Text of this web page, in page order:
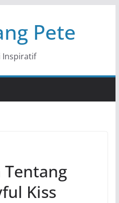
Pete
Inspiratif
Tentang
Kiss